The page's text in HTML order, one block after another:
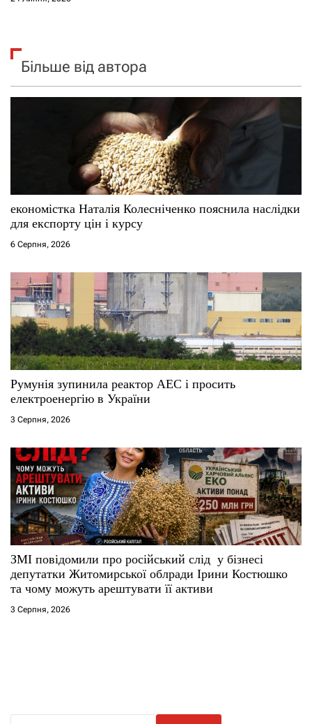
Більше від автора
економістка Наталія Колесніченко пояснила наслідки
для експорту цін і курсу
6 Серпня, 2026
Румунія зупинила реактор АЕС і просить
електроенергію в України
3 Серпня, 2026
ЗМІ повідомили про російський слід у бізнесі
депутатки Житомирської облради Ірини Костюшко
та чому можуть арештувати її активи
3 Серпня, 2026